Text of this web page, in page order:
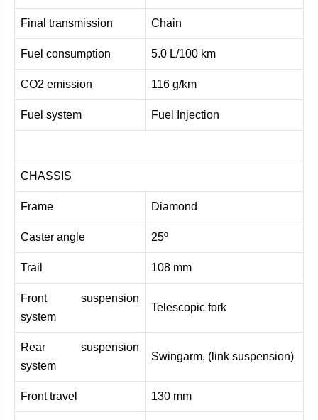
Final transmission Chain
Fuel consumption 5.0 L/100 km
CO2 emission 116 g/km
Fuel system Fuel Injection
CHASSIS
Frame Diamond
Caster angle 25º
Trail 108 mm
Front suspension
system
Telescopic fork
Rear suspension
system
Swingarm, (link suspension)
Front travel 130 mm